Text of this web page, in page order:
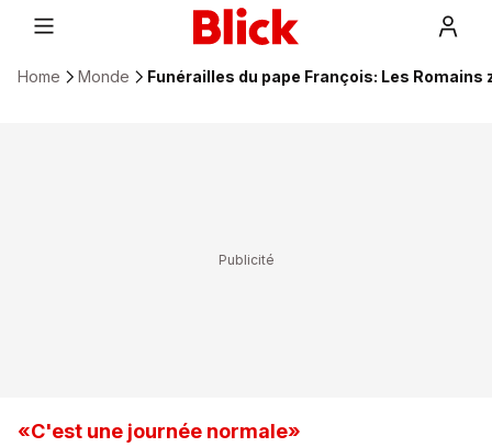
Home Monde Funérailles du pape François: Les
«C'est une journée normale»